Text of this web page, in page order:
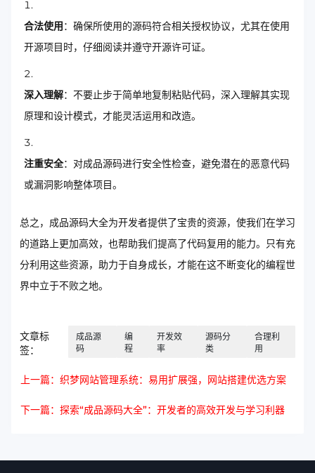
合法使用：确保所使用的源码符合相关授权协议，尤其在使用
开源项目时，仔细阅读并遵守开源许可证。
深入理解：不要止步于简单地复制粘贴代码，深入理解其实现
原理和设计模式，才能灵活运用和改造。
注重安全：对成品源码进行安全性检查，避免潜在的恶意代码
或漏洞影响整体项目。
总之，成品源码大全为开发者提供了宝贵的资源，使我们在学习
的道路上更加高效，也帮助我们提高了代码复用的能力。只有充
分利用这些资源，助力于自身成长，才能在这不断变化的编程世
界中立于不败之地。
文章标
签：
成品源
码
编
程
开发效
率
源码分
类
合理利
用
上一篇：织梦网站管理系统：易用扩展强，网站搭建优选方案
下一篇：探索“成品源码大全”：开发者的高效开发与学习利器